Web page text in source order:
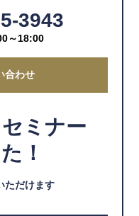
3943
～18:00
合わせ
ミナー
！
ただけます